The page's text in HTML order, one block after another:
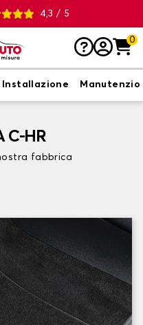
4,3 / 5
0
Installazione
C-HR
fabbrica